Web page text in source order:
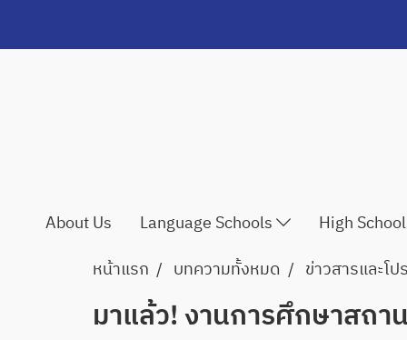
About Us Language Schools High
หน้าแรก
บทความทั้งหมด ข่าวสารและโป
มาแล้ว! งานการศึกษาสถ